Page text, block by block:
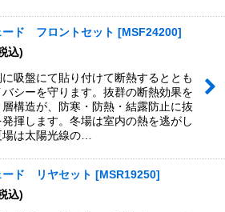
ード フロントセット [MSF24200]
込)
吸盤にて貼り付けて断熱するととも
シーを守ります。抜群の断熱効果を
構造が、防寒・防熱・結露防止に抜
揮します。冬場は室内の熱を逃がし
場は太陽光線の…
ード リヤセット [MSR19250]
込)